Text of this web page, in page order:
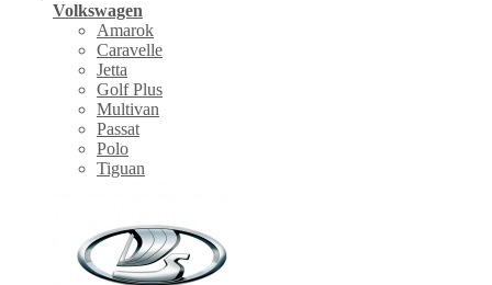
Volkswagen
Amarok
Caravelle
Jetta
Golf Plus
Multivan
Passat
Polo
Tiguan